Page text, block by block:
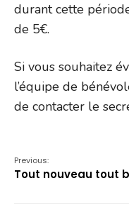
durant cette
de 5€.
Si vous souhaitez
l’équipe de
de contacter le
Previous:
Tout nouveau tout